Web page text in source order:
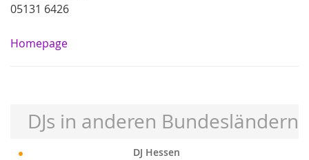
05131 6426
Homepage
DJs in anderen Bundesländern
DJ Hessen